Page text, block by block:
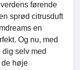
førende
sprød citrusduft
en
Og nu, med
selv med
de høje